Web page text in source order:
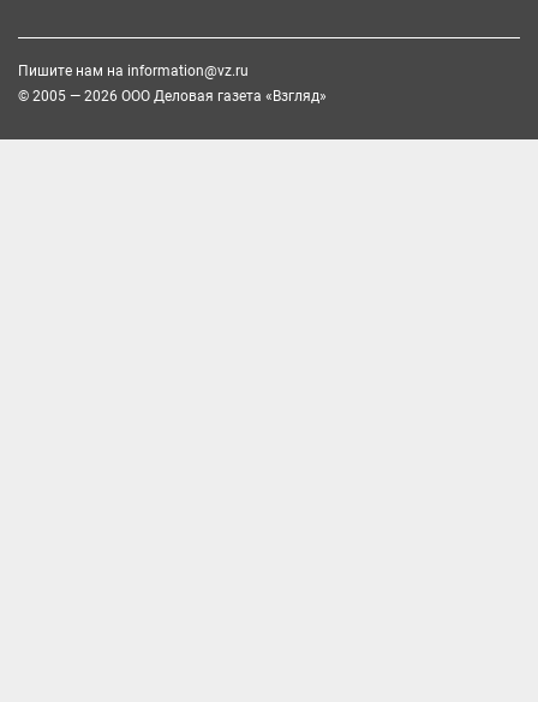
Пишите нам на information@vz.ru
© 2005 — 2026 ООО Деловая газета «Взгляд»